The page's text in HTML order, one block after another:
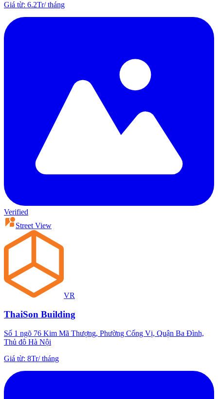
Giá từ: 6.2Tr/tháng
Verified
Street View
VR
ThaiSon Building
Số 1 ngõ 76 Kim Mã Thượng, Phường Cống Vị, Quận Ba Đình,
Thủ đô Hà Nội
Giá từ: 8Tr/tháng